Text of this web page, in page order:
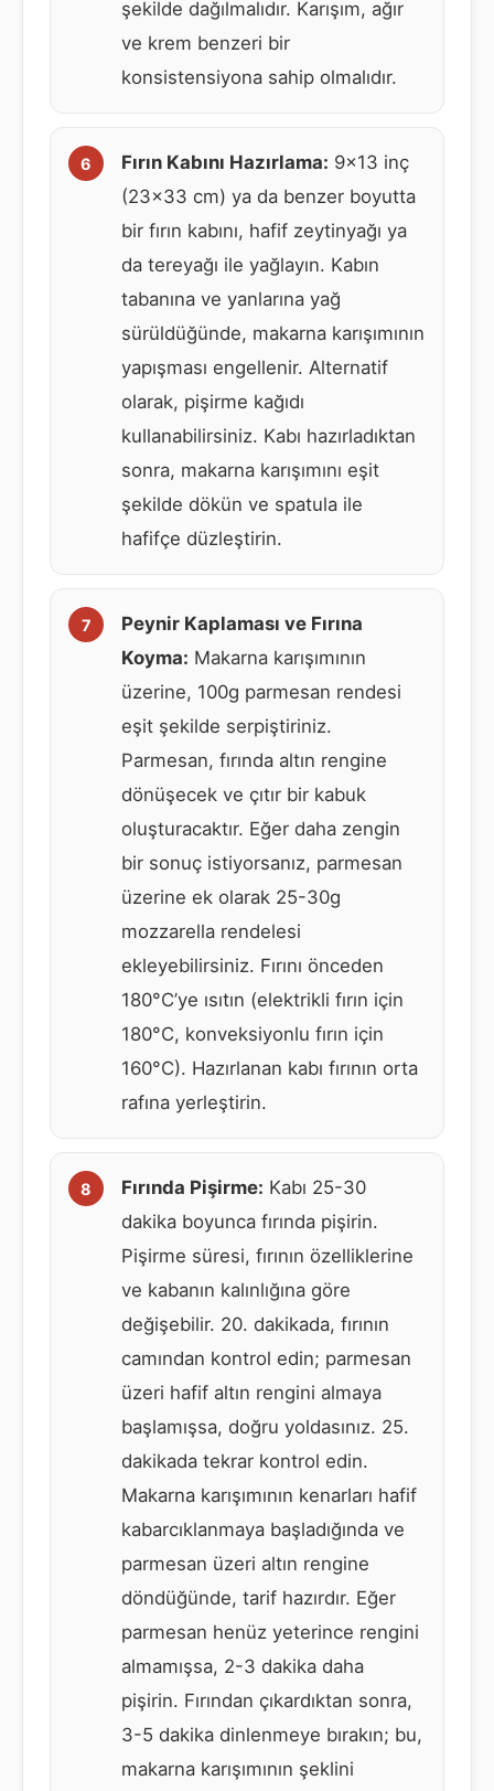
şekilde dağılmalıdır. Karışım, ağır
ve krem benzeri bir
konsistensiyona sahip olmalıdır.
Fırın Kabını Hazırlama: 9×13 inç
(23×33 cm) ya da benzer boyutta
bir fırın kabını, hafif zeytinyağı ya
da tereyağı ile yağlayın. Kabın
tabanına ve yanlarına yağ
sürüldüğünde, makarna karışımının
yapışması engellenir. Alternatif
olarak, pişirme kağıdı
kullanabilirsiniz. Kabı hazırladıktan
sonra, makarna karışımını eşit
şekilde dökün ve spatula ile
hafifçe düzleştirin.
Peynir Kaplaması ve Fırına
Koyma: Makarna karışımının
üzerine, 100g parmesan rendesi
eşit şekilde serpiştiriniz.
Parmesan, fırında altın rengine
dönüşecek ve çıtır bir kabuk
oluşturacaktır. Eğer daha zengin
bir sonuç istiyorsanız, parmesan
üzerine ek olarak 25-30g
mozzarella rendelesi
ekleyebilirsiniz. Fırını önceden
180°C’ye ısıtın (elektrikli fırın için
180°C, konveksiyonlu fırın için
160°C). Hazırlanan kabı fırının orta
rafına yerleştirin.
Fırında Pişirme: Kabı 25-30
dakika boyunca fırında pişirin.
Pişirme süresi, fırının özelliklerine
ve kabanın kalınlığına göre
değişebilir. 20. dakikada, fırının
camından kontrol edin; parmesan
üzeri hafif altın rengini almaya
başlamışsa, doğru yoldasınız. 25.
dakikada tekrar kontrol edin.
Makarna karışımının kenarları hafif
kabarcıklanmaya başladığında ve
parmesan üzeri altın rengine
döndüğünde, tarif hazırdır. Eğer
parmesan henüz yeterince rengini
almamışsa, 2-3 dakika daha
pişirin. Fırından çıkardıktan sonra,
3-5 dakika dinlenmeye bırakın; bu,
makarna karışımının şeklini